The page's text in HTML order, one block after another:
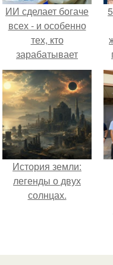
ИИ сделает богаче
всех - и особенно
тех, кто
зарабатывает
меньше всего.
История земли:
легенды о двух
солнцах.